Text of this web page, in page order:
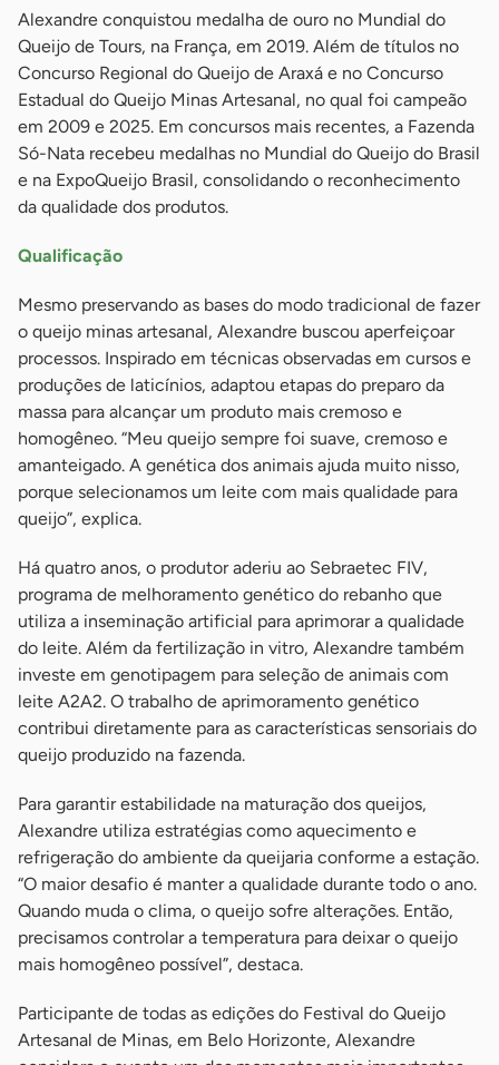
Alexandre conquistou medalha de ouro no Mundial do
Queijo de Tours, na França, em 2019. Além de títulos no
Concurso Regional do Queijo de Araxá e no Concurso
Estadual do Queijo Minas Artesanal, no qual foi campeão
em 2009 e 2025. Em concursos mais recentes, a Fazenda
Só-Nata recebeu medalhas no Mundial do Queijo do Brasil
e na ExpoQueijo Brasil, consolidando o reconhecimento
da qualidade dos produtos.
Qualificação
Mesmo preservando as bases do modo tradicional de fazer
o queijo minas artesanal, Alexandre buscou aperfeiçoar
processos. Inspirado em técnicas observadas em cursos e
produções de laticínios, adaptou etapas do preparo da
massa para alcançar um produto mais cremoso e
homogêneo. “Meu queijo sempre foi suave, cremoso e
amanteigado. A genética dos animais ajuda muito nisso,
porque selecionamos um leite com mais qualidade para
queijo”, explica.
Há quatro anos, o produtor aderiu ao Sebraetec FIV,
programa de melhoramento genético do rebanho que
utiliza a inseminação artificial para aprimorar a qualidade
do leite. Além da fertilização in vitro, Alexandre também
investe em genotipagem para seleção de animais com
leite A2A2. O trabalho de aprimoramento genético
contribui diretamente para as características sensoriais do
queijo produzido na fazenda.
Para garantir estabilidade na maturação dos queijos,
Alexandre utiliza estratégias como aquecimento e
refrigeração do ambiente da queijaria conforme a estação.
“O maior desafio é manter a qualidade durante todo o ano.
Quando muda o clima, o queijo sofre alterações. Então,
precisamos controlar a temperatura para deixar o queijo
mais homogêneo possível”, destaca.
Participante de todas as edições do Festival do Queijo
Artesanal de Minas, em Belo Horizonte, Alexandre